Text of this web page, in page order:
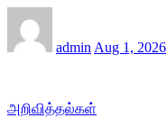
admin Aug 1, 2026
அறிவித்தல்கள்